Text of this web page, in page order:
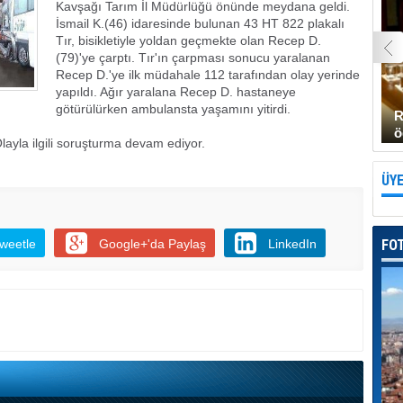
Kavşağı Tarım İl Müdürlüğü önünde meydana geldi.
İsmail K.(46) idaresinde bulunan 43 HT 822 plakalı
Tır, bisikletiyle yoldan geçmekte olan Recep D.
(79)'ye çarptı. Tır'ın çarpması sonucu yaralanan
Recep D.'ye ilk müdahale 112 tarafından olay yerinde
yapıldı. Ağır yaralana Recep D. hastaneye
götürülürken ambulansta yaşamını yitirdi.
ilgili soruşturma devam ediyor.
Google+'da Paylaş LinkedIn